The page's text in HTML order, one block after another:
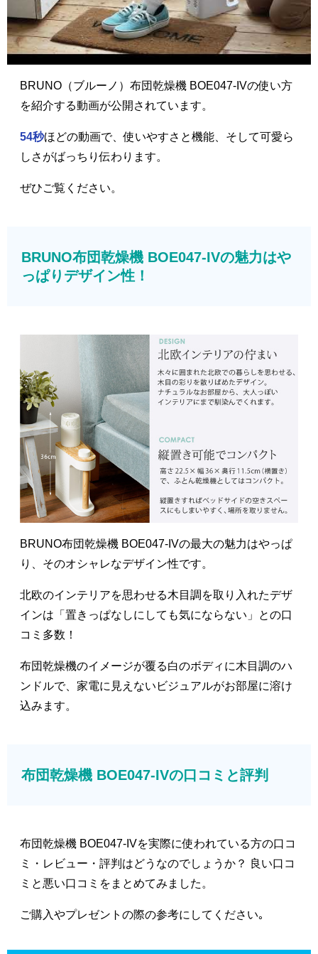
BRUNO（ブルーノ）布団乾燥機 BOE047-IVの使い方
を紹介する動画が公開されています。
54秒ほどの動画で、使いやすさと機能、そして可愛ら
しさがばっちり伝わります。
ぜひご覧ください。
BRUNO布団乾燥機 BOE047-IVの魅力はや
っぱりデザイン性！
BRUNO布団乾燥機 BOE047-IVの最大の魅力はやっぱ
り、そのオシャレなデザイン性です。
北欧のインテリアを思わせる木目調を取り入れたデザ
インは「置きっぱなしにしても気にならない」との口
コミ多数！
布団乾燥機のイメージが覆る白のボディに木目調のハ
ンドルで、家電に見えないビジュアルがお部屋に溶け
込みます。
布団乾燥機 BOE047-IVの口コミと評判
布団乾燥機 BOE047-IVを実際に使われている方の口コ
ミ・レビュー・評判はどうなのでしょうか？ 良い口コ
ミと悪い口コミをまとめてみました。
ご購入やプレゼントの際の参考にしてください｡